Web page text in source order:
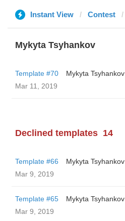
Instant View Contest
Mykyta Tsyhankov
Template #70
Mykyta Tsyhankov
Mar 11, 2019
Declined templates 14
Template #66
Mykyta Tsyhankov
Mar 9, 2019
Template #65
Mykyta Tsyhankov
Mar 9, 2019